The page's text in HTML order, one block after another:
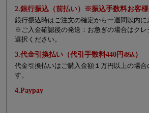
2.銀行振込（前払い）※振込手数料お客様
銀行振込時はご注文の確定から一週間以内に
※ご入金確認後の発送：お急ぎの場合はクレ
選択ください。
3.代金引換払い（代引手数料440円税込）
代金引換払いはご購入金額１万円以上の場合
す。
4.Paypay